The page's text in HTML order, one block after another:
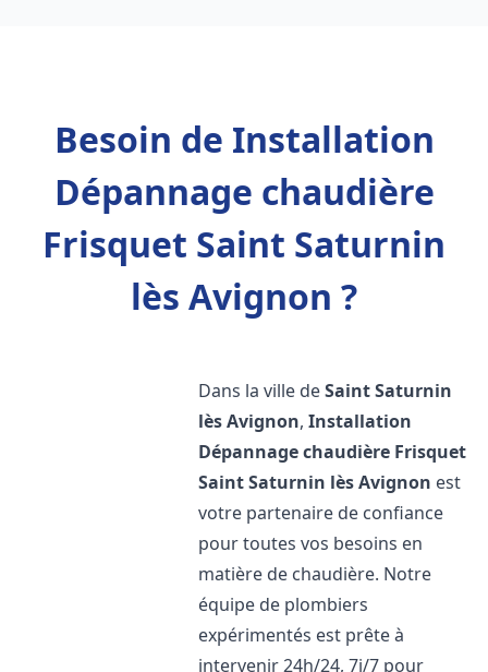
Besoin de Installation
Dépannage chaudière
Frisquet Saint Saturnin
lès Avignon ?
Dans la ville deSaint Saturnin
lès Avignon,Installation
Dépannage chaudière Frisquet
Saint Saturnin lès Avignon est
votre partenaire de confiance
pour toutes vos besoins en
matière de chaudière. Notre
équipe de plombiers
expérimentés est prête à
intervenir 24h/24, 7j/7 pour